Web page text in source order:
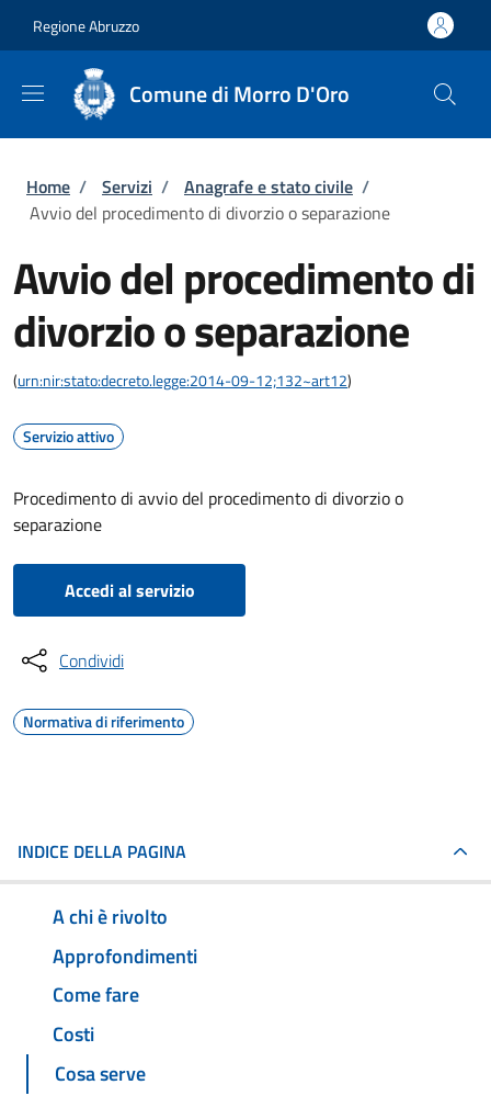
Regione Abruzzo
Comune di Morro D'Oro
Briciole di pane
Home / Servizi / Anagrafe e stato civile /
Avvio del procedimento di divorzio o separazione
Avvio del procedimento di
divorzio o separazione
(urn:nir:stato:decreto.legge:2014-09-12;132~art12)
Servizio attivo
Procedimento di avvio del procedimento di divorzio o
separazione
Accedi al servizio
Condividi
Normativa di riferimento
INDICE DELLA PAGINA
A chi è rivolto
Approfondimenti
Come fare
Costi
Cosa serve